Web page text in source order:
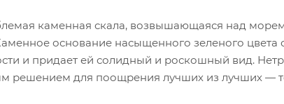
каменная скала, возвышающаяся над
основание насыщенного зеленого
и придает ей солидный и роскошный вид.
для поощрения лучших из лучших —